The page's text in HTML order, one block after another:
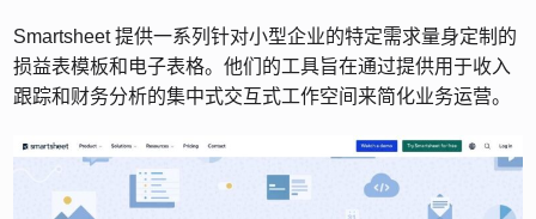
Smartsheet 提供一系列针对小型企业的特定需求量身定制的
损益表模板和电子表格。他们的工具旨在通过提供用于收入
跟踪和财务分析的集中式交互式工作空间来简化业务运营。